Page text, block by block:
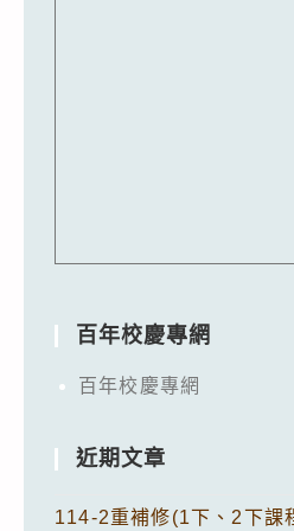
百年校慶專網
百年校慶專網
近期文章
114-2重補修(1下、2下課